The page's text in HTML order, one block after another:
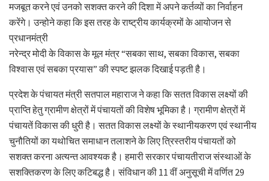
मजबूत करने एवं उनको सशक्त करने की दिशा में अपने कर्तव्यों का निर्वाहन
करेंगे। उन्होने कहा कि इस तरह के राष्ट्रीय कार्यक्रमों के आयोजन से
प्रधानमंत्री
नरेन्द्र मोदी के विकास के मूल मंत्र “सबका साथ, सबका विकास, सबका
विश्वास एवं सबका प्रयास” की स्पष्ट झलक दिखाई पड़ती है।
प्रदेश के पंचायत मंत्री सतपाल महाराज ने कहा कि सतत विकास लक्ष्यों की
प्राप्ति हेतु ग्रामीण क्षेत्रों में पंचायतों की विशेष भूमिका है। ग्रामीण क्षेत्रों में
पंचायतें विकास की धुरी है। सतत विकास लक्ष्यों के स्थानीयकरण एवं स्थानीय
चुनौतियों का यथोचित समाधान तलाशने के लिए त्रिस्तरीय पंचायतों को
सशक्त करना अत्यन्त आवश्यक है। हमारी सरकार पंचायतीराज संस्थाओं के
सशक्तिकरण के लिए कटिबद्ध है। संविधान की 11 वीं अनुसूची में वर्णित 29